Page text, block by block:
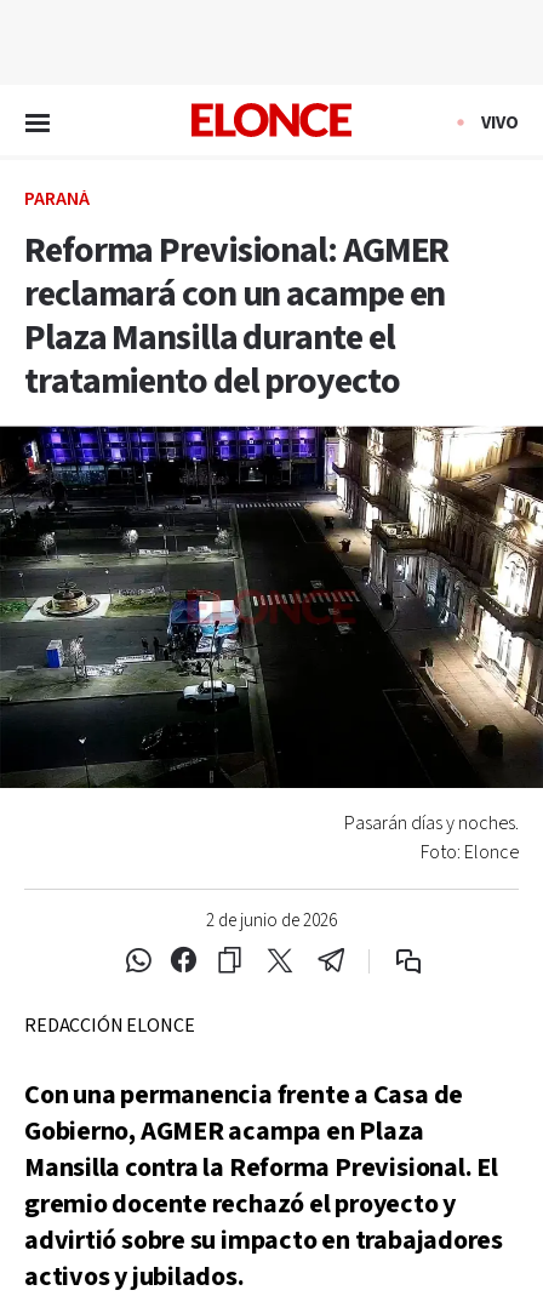
VIVO
PARANÁ
Reforma Previsional: AGMER
reclamará con un acampe en
Plaza Mansilla durante el
tratamiento del proyecto
2 de junio de 2026
Pasarán días y noches.
Foto: Elonce
REDACCIÓN ELONCE
Con una permanencia frente a Casa de
Gobierno, AGMER acampa en Plaza
Mansilla contra la Reforma Previsional. El
gremio docente rechazó el proyecto y
advirtió sobre su impacto en trabajadores
activos y jubilados.